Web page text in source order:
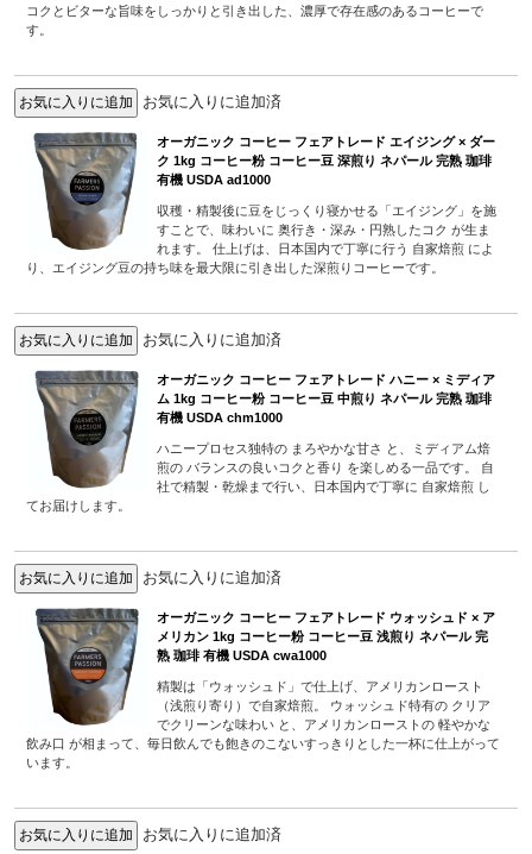
コクとビターな旨味をしっかりと引き出した、濃厚で存在感のあるコーヒーで
す。
お気に入りに追加済
オーガニック コーヒー フェアトレード エイジング × ダー
ク 1kg コーヒー粉 コーヒー豆 深煎り ネパール 完熟 珈琲
有機 USDA ad1000
収穫・精製後に豆をじっくり寝かせる「エイジング」を施
すことで、味わいに 奥行き・深み・円熟したコク が生ま
れます。 仕上げは、日本国内で丁寧に行う 自家焙煎 によ
り、エイジング豆の持ち味を最大限に引き出した深煎りコーヒーです。
お気に入りに追加済
オーガニック コーヒー フェアトレード ハニー × ミディア
ム 1kg コーヒー粉 コーヒー豆 中煎り ネパール 完熟 珈琲
有機 USDA chm1000
ハニープロセス独特の まろやかな甘さ と、ミディアム焙
煎の バランスの良いコクと香り を楽しめる一品です。 自
社で精製・乾燥まで行い、日本国内で丁寧に 自家焙煎 し
てお届けします。
お気に入りに追加済
オーガニック コーヒー フェアトレード ウォッシュド × ア
メリカン 1kg コーヒー粉 コーヒー豆 浅煎り ネパール 完
熟 珈琲 有機 USDA cwa1000
精製は「ウォッシュド」で仕上げ、アメリカンロースト
（浅煎り寄り）で自家焙煎。 ウォッシュド特有の クリア
でクリーンな味わい と、アメリカンローストの 軽やかな
飲み口 が相まって、毎日飲んでも飽きのこないすっきりとした一杯に仕上がって
います。
お気に入りに追加済